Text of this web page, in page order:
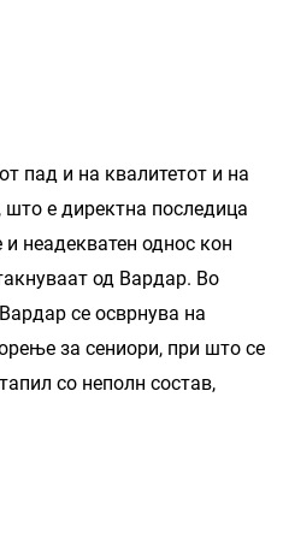
пад и на квалитетот и на
што е директна последица
неадекватен однос кон
од Вардар. Во
се осврнува на
за сениори, при што се
со неполн состав,